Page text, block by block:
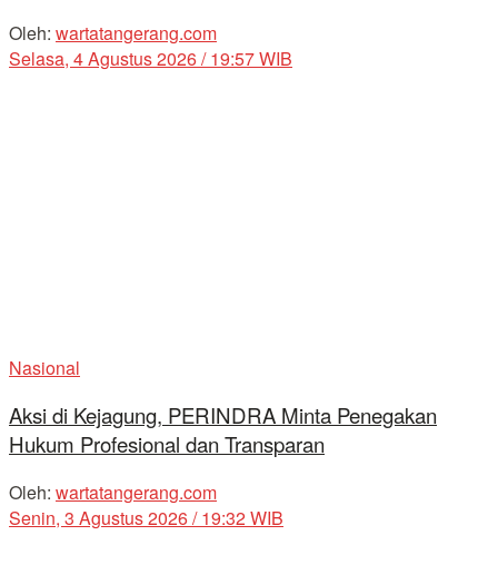
Oleh: wartatangerang.com
Selasa, 4 Agustus 2026 / 19:57 WIB
Nasional
Aksi di Kejagung, PERINDRA Minta Penegakan
Hukum Profesional dan Transparan
Oleh: wartatangerang.com
Senin, 3 Agustus 2026 / 19:32 WIB